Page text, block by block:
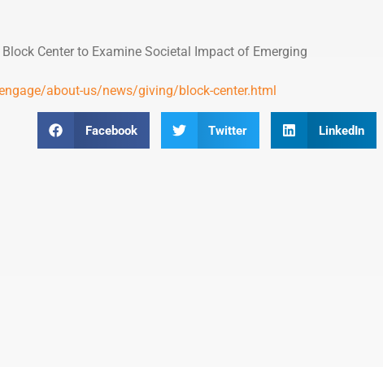
Center to Examine Societal Impact of Emerging
about-us/news/giving/block-center.html
Facebook Twitter LinkedIn